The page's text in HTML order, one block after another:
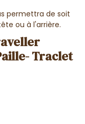
permettra de soit
ou à l'arrière.
Traclet